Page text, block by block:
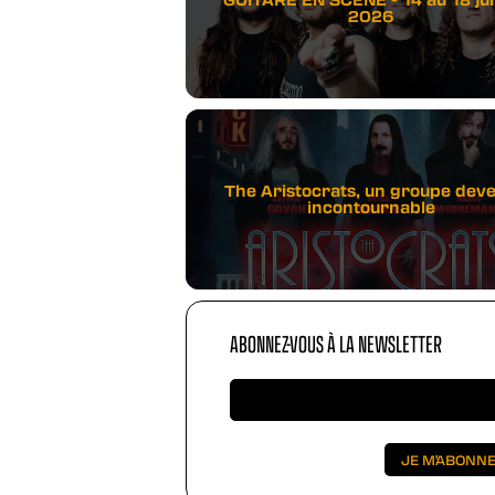
2026
The Aristocrats, un groupe
incontournable
ABONNEZ-VOUS À LA NEWSLETTER